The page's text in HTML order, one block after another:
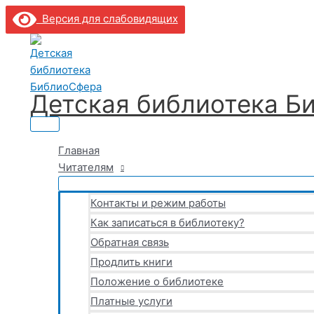
Версия для слабовидящих
Перейти
содержимому
Детская библиотека
Главное
меню
Главная
Читателям
Контакты и режим работы
Как записаться в библиотеку?
Обратная связь
Продлить книги
Положение о библиотеке
Платные услуги
Поиск:
Поиск
Введите
здесь...
Название*
Email*
Сайт